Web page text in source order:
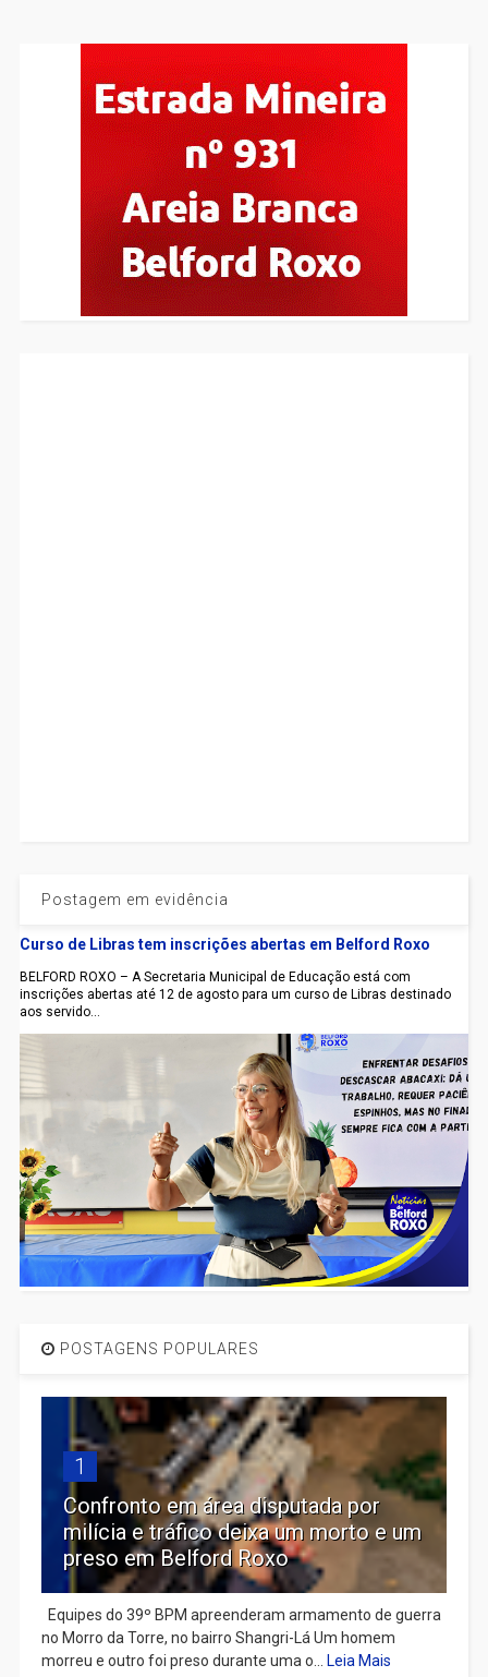
Postagem em evidência
Curso de Libras tem inscrições abertas em Belford Roxo
BELFORD ROXO – A Secretaria Municipal de Educação está com
inscrições abertas até 12 de agosto para um curso de Libras destinado
aos servido...
POSTAGENS POPULARES
1
Confronto em área disputada por
milícia e tráfico deixa um morto e um
preso em Belford Roxo
Equipes do 39º BPM apreenderam armamento de guerra
no Morro da Torre, no bairro Shangri-Lá Um homem
morreu e outro foi preso durante uma o...
Leia Mais